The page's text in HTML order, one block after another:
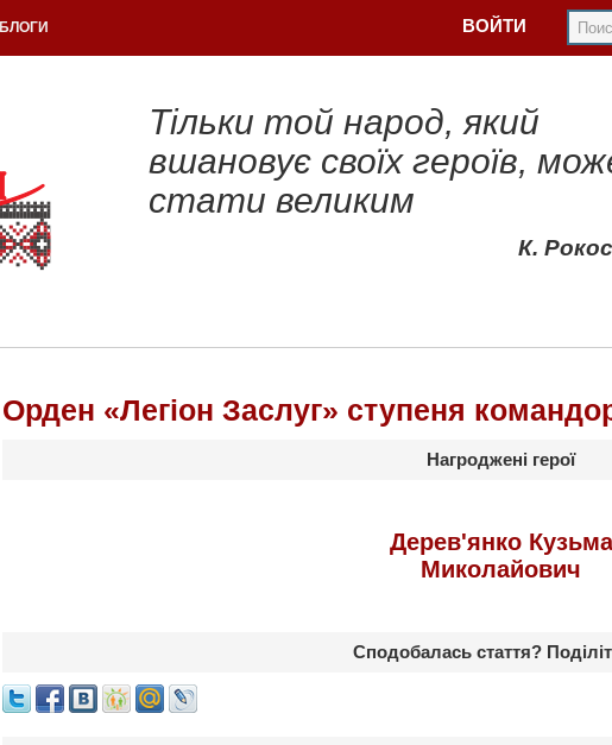
БЛОГИ ВОЙТИ
Тільки той народ, який
вшановує своїх героїв,
стати великим
К.
Орден «Легіон Заслуг» ступеня
Нагроджені герої
Дерев'янко Кузьма
Миколайович
Сподобалась стаття?